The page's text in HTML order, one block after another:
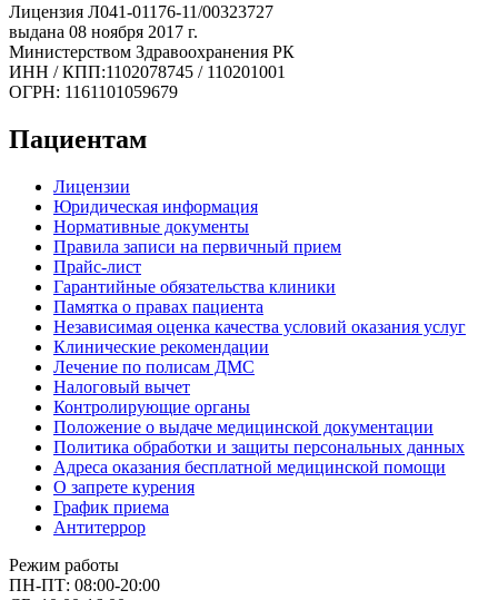
Лицензия Л041-01176-11/00323727
выдана 08 ноября 2017 г.
Министерством Здравоохранения РК
ИНН / КПП:1102078745 / 110201001
ОГРН: 1161101059679
Пациентам
Лицензии
Юридическая информация
Нормативные документы
Правила записи на первичный прием
Прайс-лист
Гарантийные обязательства клиники
Памятка о правах пациента
Независимая оценка качества условий оказания услуг
Клинические рекомендации
Лечение по полисам ДМС
Налоговый вычет
Контролирующие органы
Положение о выдаче медицинской документации
Политика обработки и защиты персональных данных
Адреса оказания бесплатной медицинской помощи
О запрете курения
График приема
Антитеррор
Режим работы
ПН-ПТ: 08:00-20:00